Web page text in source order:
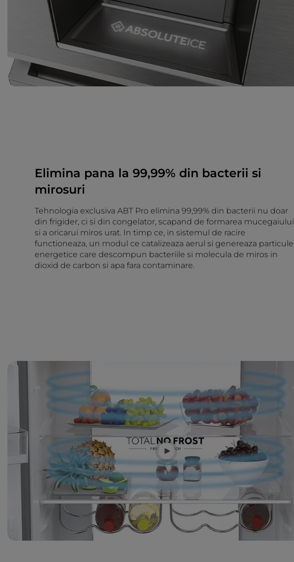
Elimina pana la 99,99% din bacterii si
mirosuri
Tehnologia exclusiva ABT Pro elimina 99,99% din bacterii nu doar
din frigider, ci si din congelator, scapand de formarea mucegaiului
si a oricarui miros urat. In timp ce, in sistemul de racire
functioneaza, un modul ce catalizeaza aerul si genereaza particule
energetice care descompun bacteriile si molecula de miros in
dioxid de carbon si apa fara contaminare.